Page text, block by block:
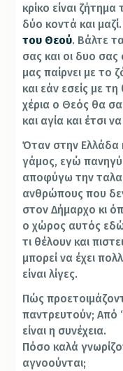
κρίκο είναι
δύο κοντά και μαζί.
του Θεού. Βάλτε
σας και οι δυο
μας παίρνει με το
και εάν εσείς με
χέρια ο Θεός θα
και αγία και έτσι
Όταν στην Ελλάδα
γάμος, εγώ
αποφύγω την
ανθρώπους που
στον Δήμαρχο κι
ο χώρος αυτός εδώ
τι θέλουν και
μπορεί να έχει
είναι λίγες.
Πώς
παντρευτούν; Από
είναι η συνέχεια.
Πόσο καλά
αγνοούνται;